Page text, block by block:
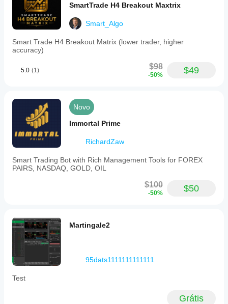
Mac.
das
condições
do corretor,
dos spreads
e da
qualidade de
Testar o bot
ajuda-o a
compreender
como
funciona em
utilização
real.
SmartTrade H4 Breakout Maxtrix
Smart_Algo
Smart Trade H4 Breakout Matrix (lower trader, higher
accuracy)
5.0 (1) $98
-50% $49
Novo
Immortal Prime
RichardZaw
Smart Trading Bot with Rich Management Tools for FOREX
PAIRS, NASDAQ, GOLD, OIL
$100
-50% $50
Martingale2
95dats1111111111111
Test
Grátis